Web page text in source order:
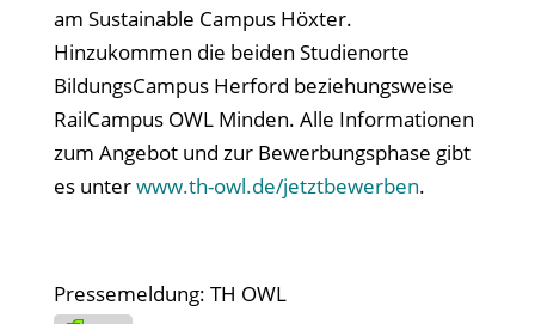
am Sustainable Campus Höxter.
Hinzukommen die beiden Studienorte
BildungsCampus Herford beziehungsweise
RailCampus OWL Minden. Alle Informationen
zum Angebot und zur Bewerbungsphase gibt
es unterwww.th-owl.de/jetztbewerben.
Pressemeldung: TH OWL